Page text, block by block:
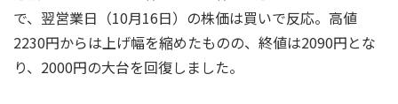
で、翌営業日（10月16日）の株価は買いで反応。高値
2230円からは上げ幅を縮めたものの、終値は2090円とな
り、2000円の大台を回復しました。